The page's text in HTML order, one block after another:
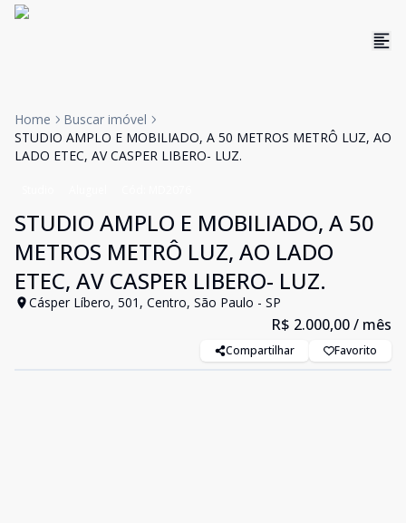
Home
Buscar imóvel
STUDIO AMPLO E MOBILIADO, A 50 METROS METRÔ LUZ, AO
LADO ETEC, AV CASPER LIBERO- LUZ.
STUDIO AMPLO E MOBILIADO, A 50
METROS METRÔ LUZ, AO LADO
ETEC, AV CASPER LIBERO- LUZ.
Cásper Líbero, 501, Centro, São Paulo - SP
R$ 2.000,00/ mês
Compartilhar Favorito